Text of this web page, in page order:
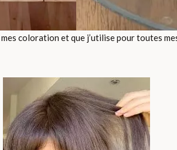
mes coloration et que j’utilise pour toutes